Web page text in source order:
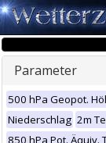
Parameter
500 hPa Geopot.
Niederschlag 2m
850 hPa Pot. Äquiv.